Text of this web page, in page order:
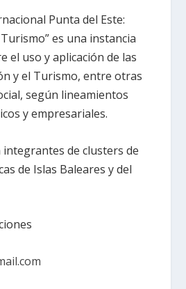
Punta del Este:
es una instancia
el uso y aplicación de las
y el Turismo, entre otras
según lineamientos
y empresariales.
de clusters de
de Islas Baleares y del